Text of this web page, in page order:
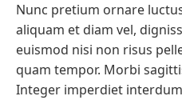
Nunc pretium ornare
aliquam et diam vel,
euismod nisi non risus
quam tempor. Morbi
Integer imperdiet